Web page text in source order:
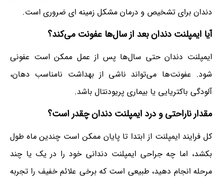
دندان برای تشخیص و درمان مشکل زمینه ای ضروری است.
آیا ایمپلنت دندان بعد از سال‌ها عفونت می‌کند؟
ایمپلنت دندان حتی سال‌ها پس از عمل ممکن است عفونی
شود. عفونت‌ها می‌تواند ناشی از بهداشت نامناسب دهان،
آلودگی باکتریایی یا بیماری پریودنتال باشد.
مقدار ناراحتی و درد ایمپلنت دندان چقدر است؟
کل فرایند ایمپلنت از ابتدا تا پایان ممکن است چندین ماه طول
بکشد، اما چه جراحی ایمپلنت دندانی خود را در یک یا چند
مرحله انجام دهید، طبیعی است که برخی علائم خفیف را تجربه